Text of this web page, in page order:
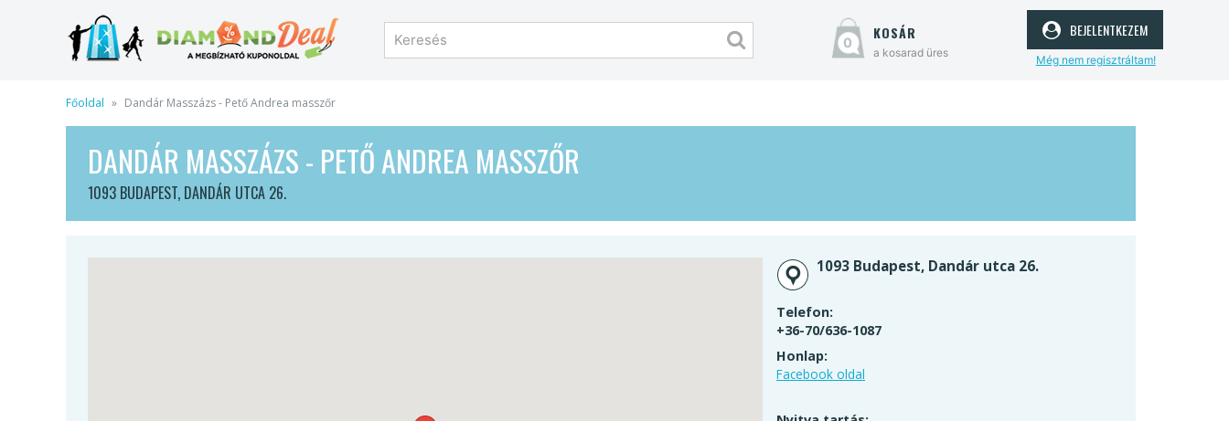
0 kosár
a kosarad üres
bejelentkezem
Még nem regisztráltam!
Főoldal Dandár Masszázs - Pető Andrea masszőr
DANDÁR MASSZÁZS - PETŐ ANDREA MASSZŐR
1093 BUDAPEST, DANDÁR UTCA 26.
1093 Budapest, Dandár utca 26.
Telefon:
+36-70/636-1087
Honlap:
Facebook oldal